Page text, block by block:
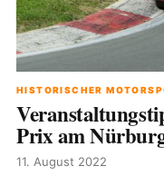
HISTORISCHER
Prix am
11. August 2022